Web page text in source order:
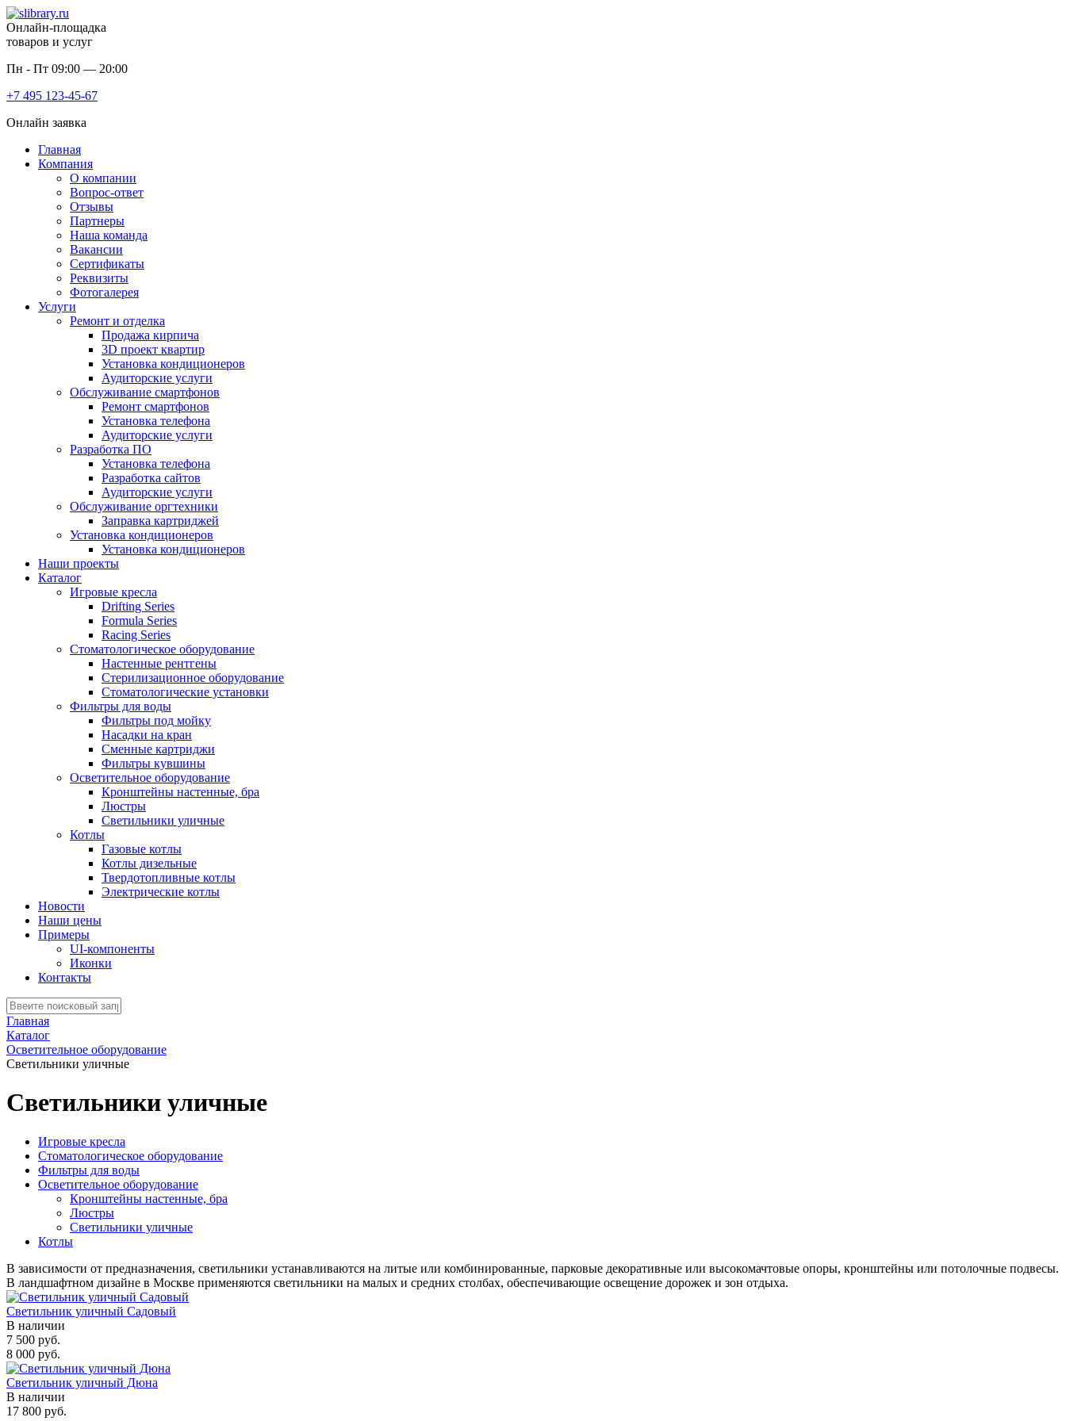
Онлайн-площадка
товаров и услуг
Пн - Пт 09:00 — 20:00
+7 495 123-45-67
Онлайн заявка
Главная
Компания
О компании
Вопрос-ответ
Отзывы
Партнеры
Наша команда
Вакансии
Сертификаты
Реквизиты
Фотогалерея
Услуги
Ремонт и отделка
Продажа кирпича
3D проект квартир
Установка кондиционеров
Аудиторские услуги
Обслуживание смартфонов
Ремонт смартфонов
Установка телефона
Аудиторские услуги
Разработка ПО
Установка телефона
Разработка сайтов
Аудиторские услуги
Обслуживание оргтехники
Заправка картриджей
Установка кондиционеров
Установка кондиционеров
Наши проекты
Каталог
Игровые кресла
Drifting Series
Formula Series
Racing Series
Стоматологическое оборудование
Настенные рентгены
Стерилизационное оборудование
Стоматологические установки
Фильтры для воды
Фильтры под мойку
Насадки на кран
Сменные картриджи
Фильтры кувшины
Осветительное оборудование
Кронштейны настенные, бра
Люстры
Светильники уличные
Котлы
Газовые котлы
Котлы дизельные
Твердотопливные котлы
Электрические котлы
Новости
Наши цены
Примеры
UI-компоненты
Иконки
Контакты
Главная
Каталог
Осветительное оборудование
Светильники уличные
Светильники уличные
Игровые кресла
Стоматологическое оборудование
Фильтры для воды
Осветительное оборудование
Кронштейны настенные, бра
Люстры
Светильники уличные
Котлы
В зависимости от предназначения, светильники устанавливаются на литые или комбинированные, парковые декоративные или высокомачтовые опоры, кронштейны или потолочные подвесы.
В ландшафтном дизайне в Москве применяются светильники на малых и средних столбах, обеспечивающие освещение дорожек и зон отдыха.
Светильник уличный Садовый
В наличии
7 500 руб.
8 000 руб.
Светильник уличный Дюна
В наличии
17 800 руб.